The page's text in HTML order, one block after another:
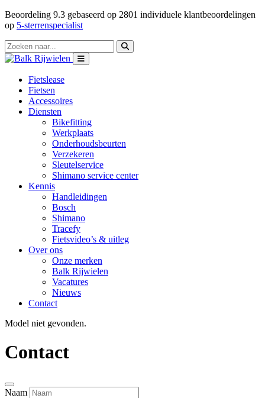
Beoordeling 9.3 gebaseerd op 2801 individuele klantbeoordelingen
op 5-sterrenspecialist
Fietslease
Fietsen
Accessoires
Diensten
Bikefitting
Werkplaats
Onderhoudsbeurten
Verzekeren
Sleutelservice
Shimano service center
Kennis
Handleidingen
Bosch
Shimano
Tracefy
Fietsvideo’s & uitleg
Over ons
Onze merken
Balk Rijwielen
Vacatures
Nieuws
Contact
Model niet gevonden.
Contact
Naam